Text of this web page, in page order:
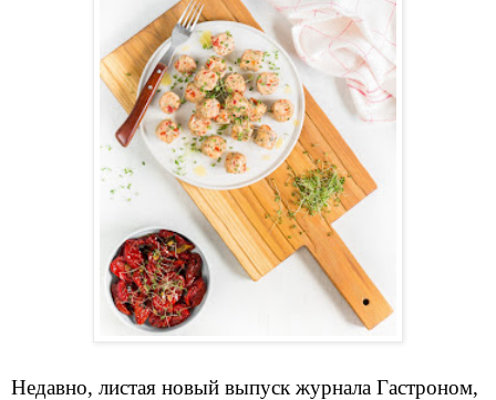
Недавно, листая новый выпуск журнала Гастроном,